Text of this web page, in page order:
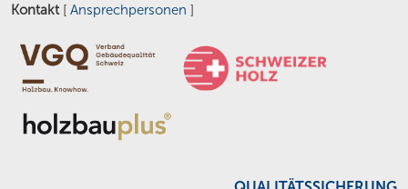
Kontakt [ Ansprechpersonen ]